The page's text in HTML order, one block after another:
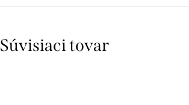
Súvisiaci tovar